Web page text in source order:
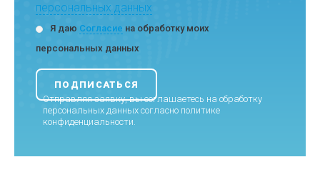
персональных данных
Я даю Согласие на обработку моих
персональных данных
Отправляя заявку, вы соглашаетесь на обработку
персональных данных согласно политике
конфиденциальности.